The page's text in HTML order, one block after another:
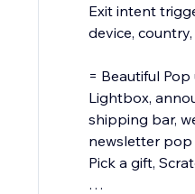
Exit intent
device,
= Beautiful
Lightbox,
shipping bar,
newsletter pop
Pick a gift,